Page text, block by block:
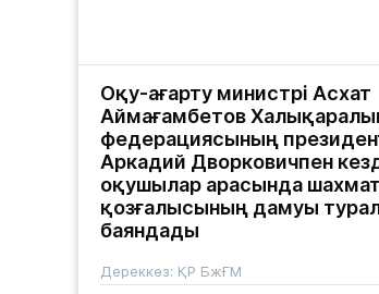
Оқу-ағарту министрі Асхат
Аймағамбетов
федерациясының
Аркадий Дворковичпен
оқушылар арасында шахмат
қозғалысының дамуы
баяндады
Дереккөз: ҚР БжҒМ